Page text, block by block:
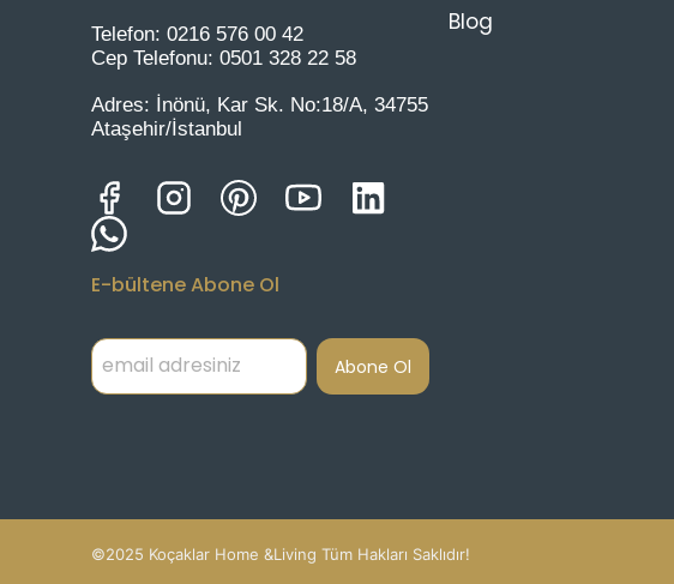
Blog
Telefon: 0216 576 00 42
Cep Telefonu: 0501 328 22 58
Adres:
İnönü, Kar Sk. No:18/A, 34755
Ataşehir/İstanbul
E-bültene Abone Ol
Abone Ol
©2025 Koçaklar Home &Living Tüm Hakları Saklıdır!